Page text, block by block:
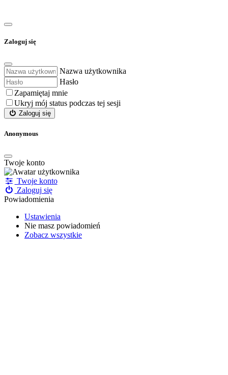
Zaloguj się
Nazwa użytkownika
Hasło
Zapamiętaj mnie
Ukryj mój status podczas tej sesji
Zaloguj się
Anonymous
Twoje konto
Twoje konto
Zaloguj się
Powiadomienia
Ustawienia
Nie masz powiadomień
Zobacz wszystkie